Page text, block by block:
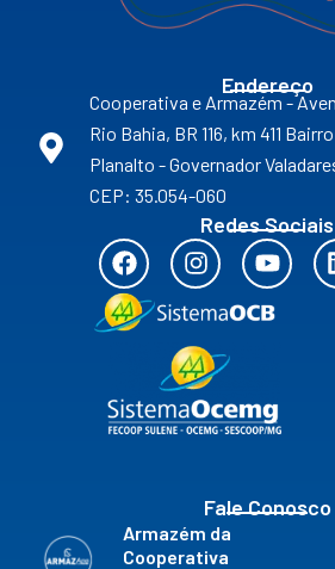
Endereço
Cooperativa e Armazém -
Rio Bahia, BR 116, km 411 Bairro
Planalto - Governador
CEP: 35.054-060
Redes Sociais
F
a
c
e
o
k
I
n
t
a
g
r
a
Y
o
u
t
e
Fale Conosco
Armazém da
Cooperativa